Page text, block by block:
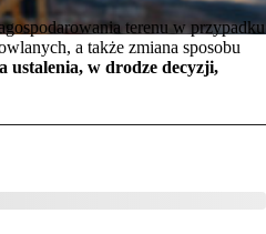
terenu w przypadku
a także zmiana sposobu
ustalenia, w drodze decyzji,